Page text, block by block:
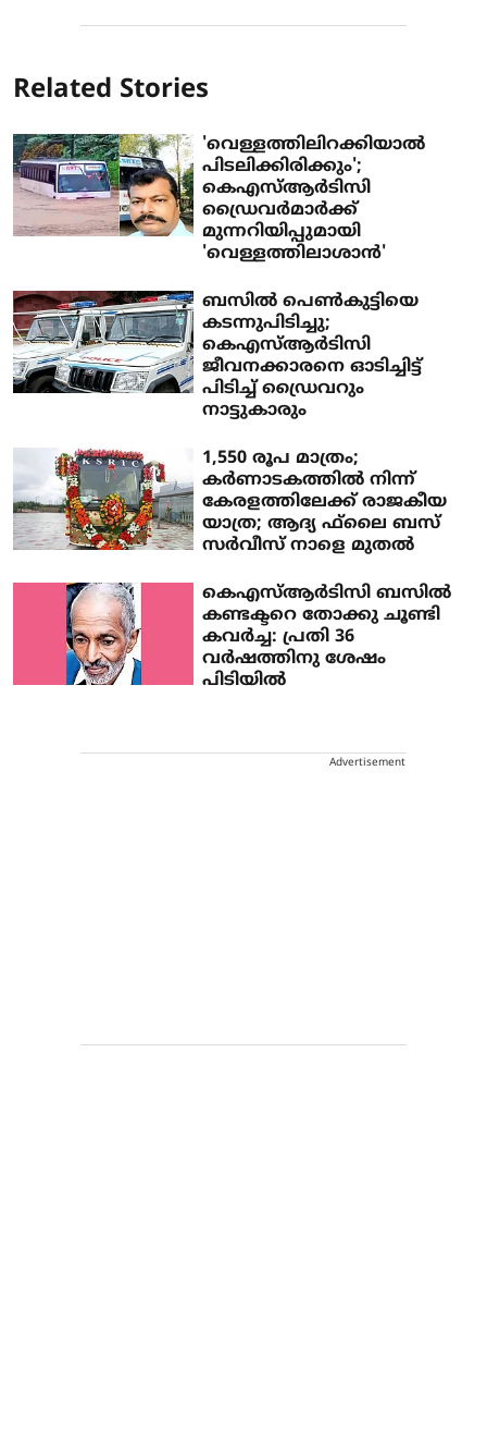
Related Stories
'വെള്ളത്തിലിറക്കിയാല്‍
പിടലിക്കിരിക്കും';
കെഎസ്ആര്‍ടിസി
ഡ്രൈവര്‍മാര്‍ക്ക്
മുന്നറിയിപ്പുമായി
'വെള്ളത്തിലാശാന്‍'
ബസിൽ പെൺകുട്ടിയെ
കടന്നുപിടിച്ചു;
കെഎസ്ആർടിസി
ജീവനക്കാരനെ ഓടിച്ചിട്ട്
പിടിച്ച് ഡ്രൈവറും
നാട്ടുകാരും
1,550 രൂപ മാത്രം;
കര്‍ണാടകത്തില്‍ നിന്ന്
കേരളത്തിലേക്ക് രാജകീയ
യാത്ര; ആദ്യ ഫ്‌ലൈ ബസ്
സര്‍വീസ് നാളെ മുതല്‍
കെഎസ്ആർടിസി ബസിൽ
കണ്ടക്ടറെ തോക്കു ചൂണ്ടി
കവർച്ച: പ്രതി 36
വർഷത്തിനു ശേഷം
പിടിയിൽ
Advertisement